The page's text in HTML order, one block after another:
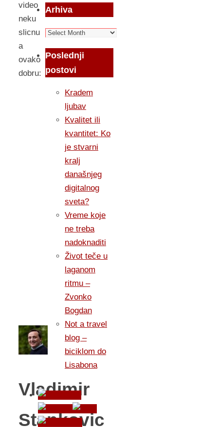
video
neku
slicnu
a
ovako
dobru:
Vladimir
Stankovic
Arhiva
Arhiva
Poslednji
postovi
Kradem
ljubav
Kvalitet ili
kvantitet: Ko
je stvarni
kralj
današnjeg
digitalnog
sveta?
Vreme koje
ne treba
nadoknaditi
Život teče u
laganom
ritmu –
Zvonko
Bogdan
Not a travel
blog –
biciklom do
Lisabona